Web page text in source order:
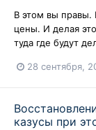
В этом вы правы.
цены. И делая
туда где будут
28 сентября,
казусы при